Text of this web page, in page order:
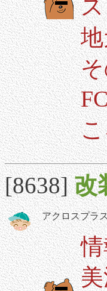
[8638]改
アクロスプラ